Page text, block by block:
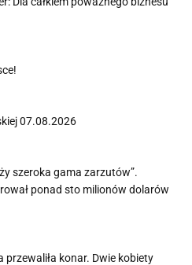
07.08.2026
szeroka gama zarzutów”.
ponad sto milionów dolarów
przewaliła konar. Dwie kobiety